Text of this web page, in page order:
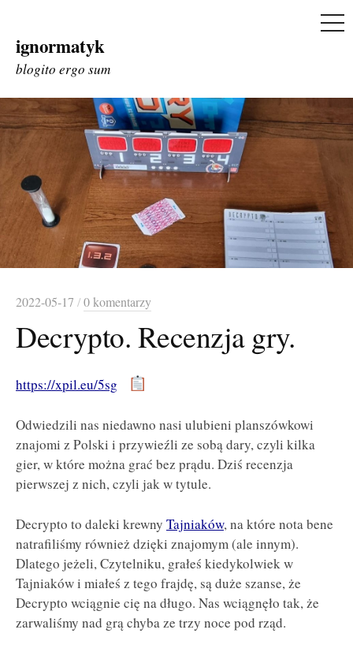
Skip
to
ignormatyk
blogito ergo sum
2022-05-17 /0 komentarzy
Decrypto. Recenzja gry.
https://xpil.eu/5sg
Odwiedzili nas niedawno nasi ulubieni planszówkowi
znajomi z Polski i przywieźli ze sobą dary, czyli kilka
gier, w które można grać bez prądu. Dziś recenzja
pierwszej z nich, czyli jak w tytule.
Decrypto to daleki krewny Tajniaków, na które nota bene
natrafiliśmy również dzięki znajomym (ale innym).
Dlatego jeżeli, Czytelniku, grałeś kiedykolwiek w
Tajniaków i miałeś z tego frajdę, są duże szanse, że
Decrypto wciągnie cię na długo. Nas wciągnęło tak, że
zarwaliśmy nad grą chyba ze trzy noce pod rząd.